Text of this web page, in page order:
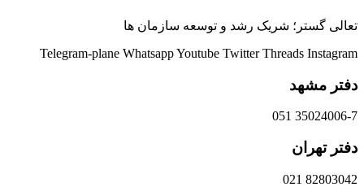
تعالی گستر؛ شریک رشد و توسعه سازمان ها
Telegram-plane WhatsappYoutube Twitter Threads Instagram
دفتر مشهد
35024006-7 051
دفتر تهران
82803042 021